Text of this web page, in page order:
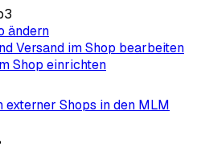
3
ändern
Versand im Shop bearbeiten
Shop einrichten
externer Shops in den MLM